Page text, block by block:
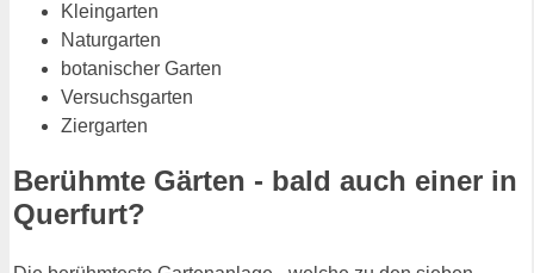
Kleingarten
Naturgarten
botanischer Garten
Versuchsgarten
Ziergarten
Berühmte Gärten - bald auch einer in
Querfurt?